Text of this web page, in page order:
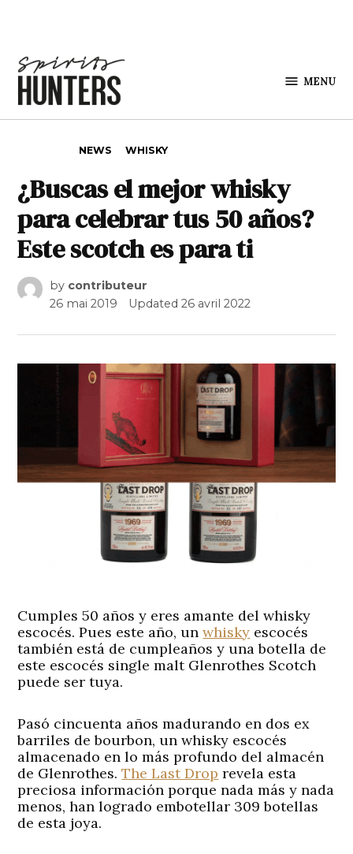
MENU
NEWS WHISKY
¿Buscas el mejor whisky
para celebrar tus 50 años?
Este scotch es para ti
by contributeur
26 mai 2019
Updated26 avril 2022
Cumples 50 años y eres amante del whisky
escocés. Pues este año, unwhisky escocés
también está de cumpleaños y una botella de
este escocés single malt Glenrothes Scotch
puede ser tuya.
Pasó cincuenta años madurando en dos ex
barriles de bourbon, un whisky escocés
almacenado en lo más profundo del almacén
de Glenrothes.The Last Drop revela esta
preciosa información porque nada más y nada
menos, han logrado embotellar 309 botellas
de esta joya.